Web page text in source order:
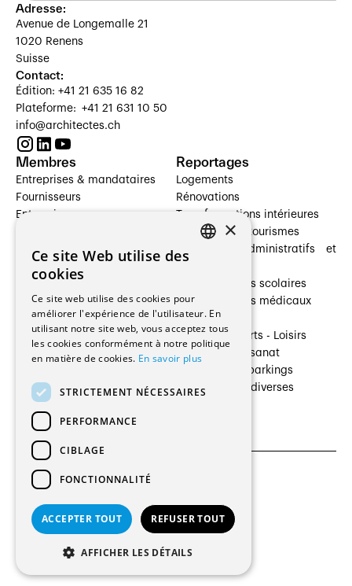
Adresse:
Avenue de Longemalle 21
1020 Renens
Suisse
Contact:
Édition: +41 21 635 16 82
Plateforme: +41 21 631 10 50
info@architectes.ch
Membres
Entreprises & mandataires
Fournisseurs
Entreprises
Architectes paysagistes
Architectes d'intérieur
Entreprises générales
Ingénieurs et mandataires
Fabricants / Fournisseurs
Régies immobilières
Gestion PPE
Reportages
Logements
Rénovations
Transformations intérieures
Hôtelleries et tourismes
Bâtiments administratifs et
Établissements scolaires
Établissements médicaux
Villas
Cultures - Sports - Loisirs
Industrie - Artisanat
Transports et parkings
Constructions diverses
© 2026 Tous droits réservés
CGU et Politique de confidentialités
×
Ce site Web utilise des
cookies
Ce site web utilise des cookies pour
améliorer l'expérience de l'utilisateur. En
utilisant notre site web, vous acceptez tous
les cookies conformément à notre politique
en matière de cookies. En savoir plus
STRICTEMENT NÉCESSAIRES
PERFORMANCE
CIBLAGE
FONCTIONNALITÉ
ACCEPTER TOUT REFUSER TOUT
AFFICHER LES DÉTAILS